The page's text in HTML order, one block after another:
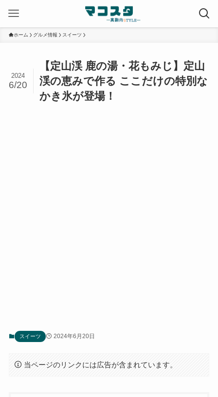
ホーム グルメ情報 スイーツ
【定山渓 鹿の湯・花もみじ】定山
渓の恵みで作る ここだけの特別な
かき氷が登場！
2024
6/20
スイーツ 2024年6月20日
当ページのリンクには広告が含まれています。